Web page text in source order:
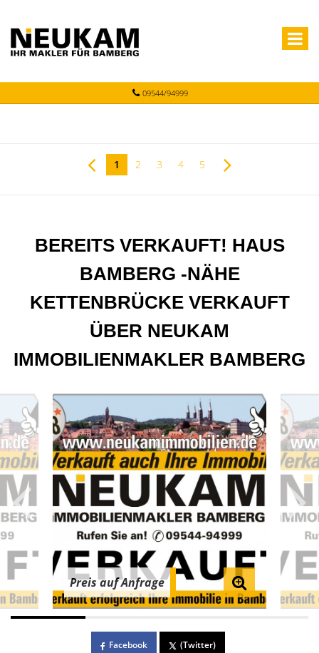
09544/94999
1 2 3 4 5
BEREITS VERKAUFT! HAUS
BAMBERG -NÄHE
KETTENBRÜCKE VERKAUFT
ÜBER NEUKAM
IMMOBILIENMAKLER BAMBERG
Preis auf Anfrage
Facebook (Twitter)